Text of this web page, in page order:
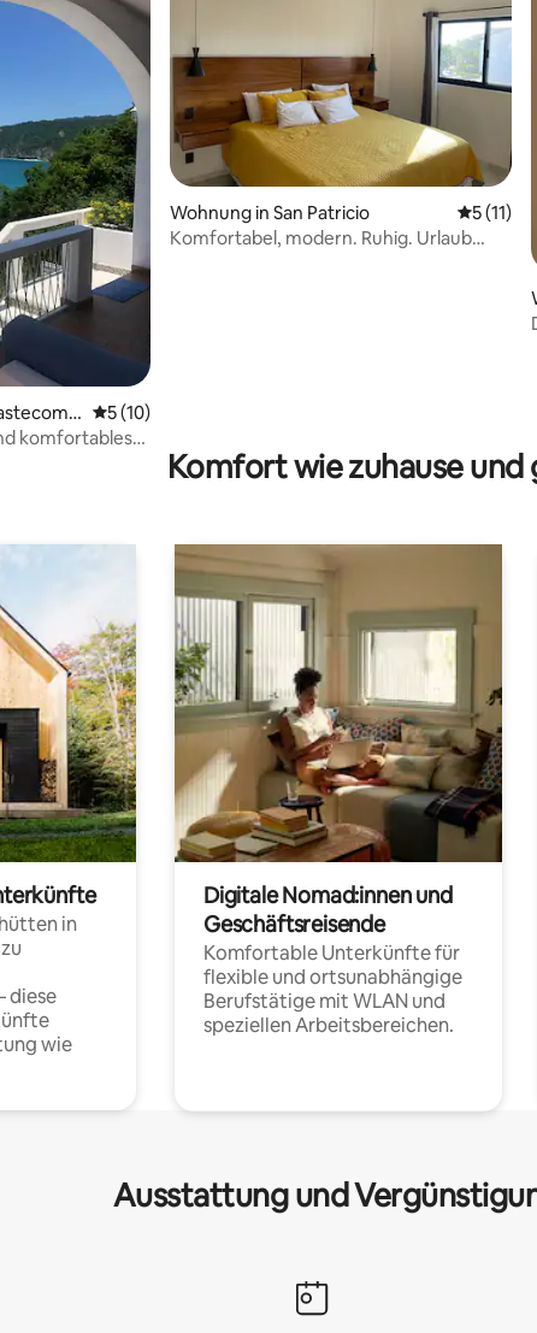
Durchschnittliche Bewertung: 5 von 5, 10
5 (10)
komfortables
Wohnung in San Patricio
5 (11)
Komfortabel, modern. Ruhig. Urlaub
Komfort wie zuhause
in
diese
wie
Digitale Nomad:innen und
Geschäftsreisende
Komfortable Unterkünfte für
flexible und ortsunabhängige
Berufstätige mit WLAN und
speziellen Arbeitsbereichen.
Ausstattung und